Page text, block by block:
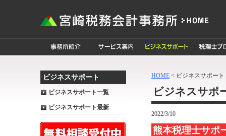
ビジネスサポート
ビジネスサポート一覧
ビジネスサポート最新
HOME < ビジネスサポート
ビジネスサポ
2022/3/10
熊本税理士サポ